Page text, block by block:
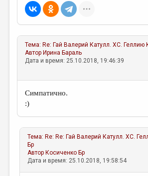
КУЛЬТУРОВЕДЕНИЕ
ПУБЛИЦИСТИКА
РЕЦЕНЗИРОВАНИЕ
МЕДИА
ВКОНТАКТЕ
Тема: Re: Гай Валерий Катулл. XC. Геллию
Автор Ирина Бараль
Дата и время: 25.10.2018, 19:46:39
Симпатично.
:)
Тема: Re: Re: Гай Валерий Катулл. XC.
Бр
Автор Косиченко Бр
Дата и время: 25.10.2018, 19:58:54